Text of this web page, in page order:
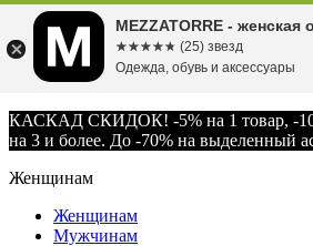
КАСКАД СКИДОК! -5% на 1 товар, -
на 3 и более. До -70% на выделенный
Женщинам
Женщинам
Мужчинам
MEZZATORRE - женская
☆☆☆☆☆
★★★★★ (25) звезд
Одежда, обувь и аксессуары